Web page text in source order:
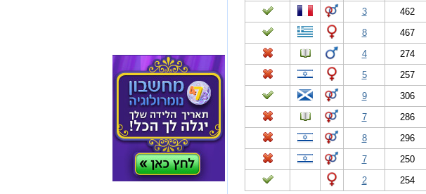
462
3
467
8
274
4
257
5
306
9
286
7
296
8
250
7
254
2